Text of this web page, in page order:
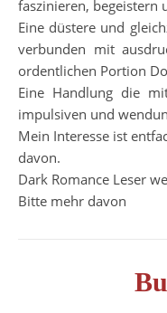
faszinieren, begeistern
Eine düstere und
verbunden mit
ordentlichen Portion
Eine Handlung die
impulsiven und
Mein Interesse ist
davon.
Dark Romance Leser
Bitte mehr davon